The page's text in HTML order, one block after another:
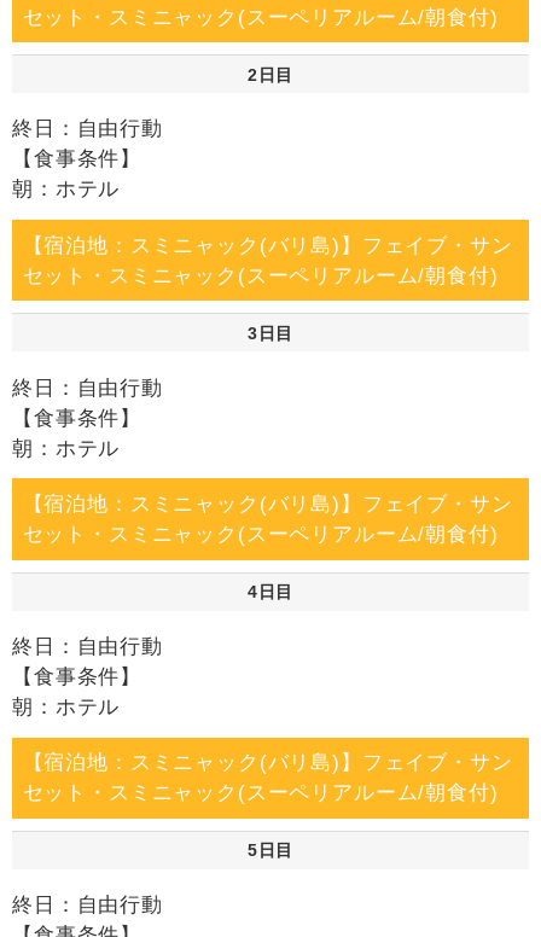
セット・スミニャック(スーペリアルーム/朝食付)
2日目
終日：自由行動
【食事条件】
朝：ホテル
【宿泊地：スミニャック(バリ島)】フェイブ・サン
セット・スミニャック(スーペリアルーム/朝食付)
3日目
終日：自由行動
【食事条件】
朝：ホテル
【宿泊地：スミニャック(バリ島)】フェイブ・サン
セット・スミニャック(スーペリアルーム/朝食付)
4日目
終日：自由行動
【食事条件】
朝：ホテル
【宿泊地：スミニャック(バリ島)】フェイブ・サン
セット・スミニャック(スーペリアルーム/朝食付)
5日目
終日：自由行動